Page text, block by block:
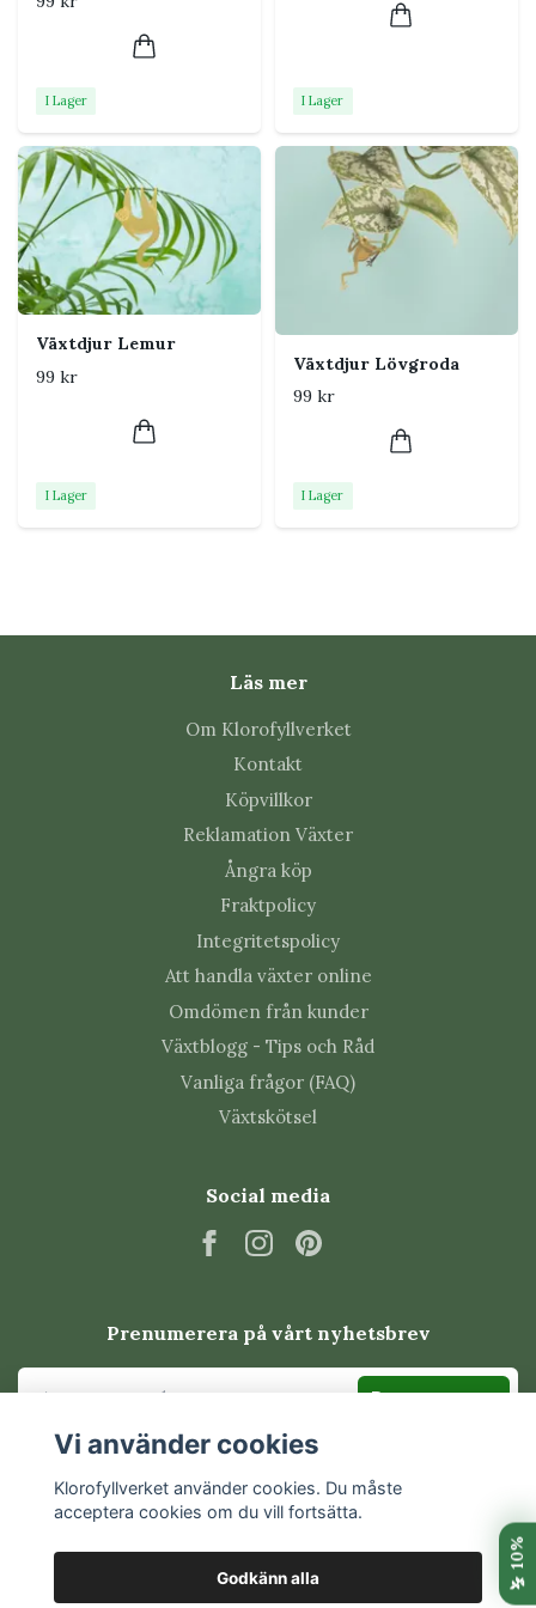
I Lager I Lager
Växtdjur Lemur
99 kr
I Lager
Växtdjur Lövgroda
99 kr
I Lager
Läs mer
Om Klorofyllverket
Kontakt
Köpvillkor
Reklamation Växter
Ångra köp
Fraktpolicy
Integritetspolicy
Att handla växter online
Omdömen från kunder
Växtblogg - Tips och Råd
Vanliga frågor (FAQ)
Växtskötsel
Social media
Prenumerera på vårt nyhetsbrev
Prenumerera
Vi använder cookies
Klorofyllverket använder cookies. Du måste
acceptera cookies om du vill fortsätta.
Godkänn alla